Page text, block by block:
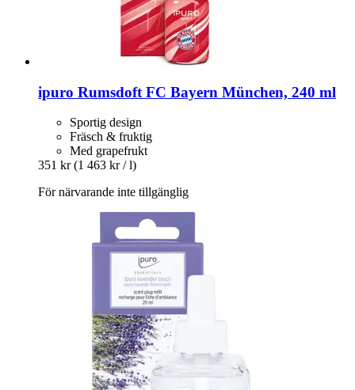
ipuro Rumsdoft FC Bayern München, 240 ml
Sportig design
Fräsch & fruktig
Med grapefrukt
351 kr (1 463 kr / l)
För närvarande inte tillgänglig